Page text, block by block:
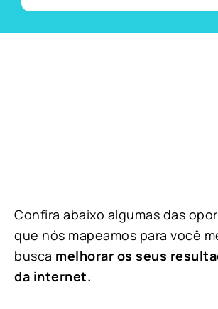
Confira abaixo algumas das
que nós mapeamos para você
busca melhorar os seus
da internet.